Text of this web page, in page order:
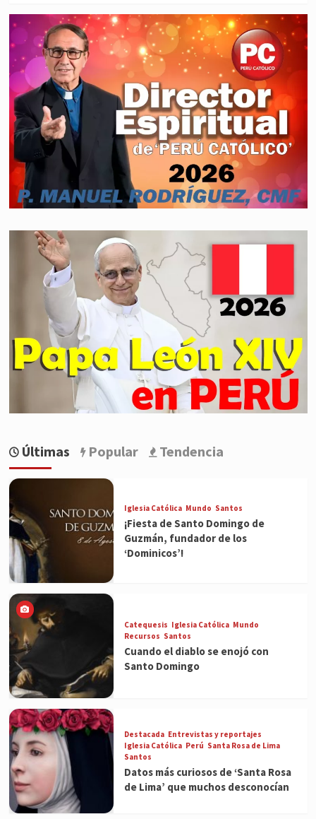
Últimas Popular Tendencia
Iglesia Católica Mundo Santos
¡Fiesta de Santo Domingo de
Guzmán, fundador de los
‘Dominicos’!
Catequesis Iglesia Católica Mundo
Recursos Santos
Cuando el diablo se enojó con
Santo Domingo
Destacada Entrevistas y reportajes
Iglesia Católica Perú Santa Rosa de Lima
Santos
Datos más curiosos de ‘Santa Rosa
de Lima’ que muchos desconocían